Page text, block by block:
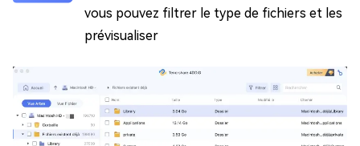
vous pouvez filtrer le type de fichiers et les
prévisualiser